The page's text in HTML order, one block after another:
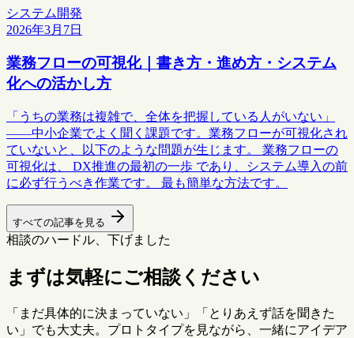
システム開発
2026年3月7日
業務フローの可視化｜書き方・進め方・システム
化への活かし方
「うちの業務は複雑で、全体を把握している人がいない」
——中小企業でよく聞く課題です。業務フローが可視化され
ていないと、以下のような問題が生じます。 業務フローの
可視化は、 DX推進の最初の一歩 であり、システム導入の前
に必ず行うべき作業です。 最も簡単な方法です。
すべての記事を見る
相談のハードル、下げました
まずは気軽にご相談ください
「まだ具体的に決まっていない」「とりあえず話を聞きた
い」でも大丈夫。プロトタイプを見ながら、一緒にアイデア